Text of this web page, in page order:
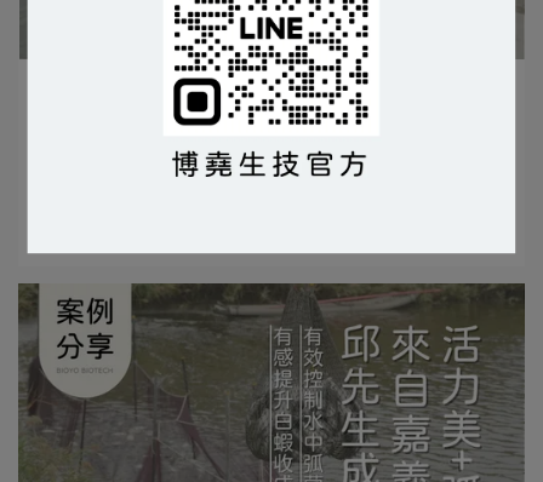
養殖烏魚的秘密武器
BIOYO | 2025-03-27
使用對象｜水產/烏魚 使用產品｜短小芽孢桿菌 使用地點